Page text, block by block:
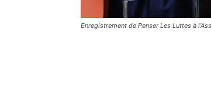
Enregistrement de Penser Les Luttes à